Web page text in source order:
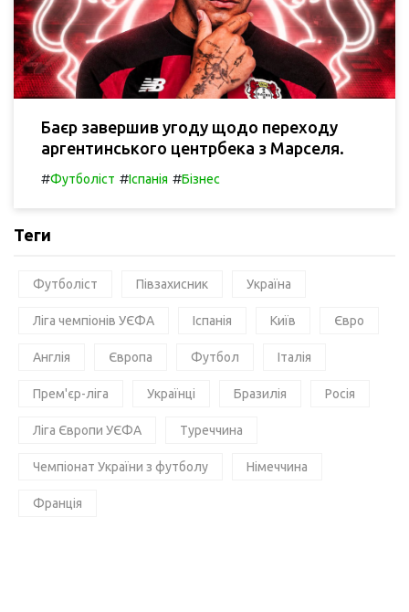
Баєр завершив угоду щодо переходу
аргентинського центрбека з Марселя.
#Футболіст #Іспанія #Бізнес
Теги
Футболіст Півзахисник Україна
Ліга чемпіонів УЄФА Іспанія Київ Євро
Англія Європа Футбол Італія
Прем'єр-ліга Українці Бразилія Росія
Ліга Європи УЄФА Туреччина
Чемпіонат України з футболу Німеччина
Франція